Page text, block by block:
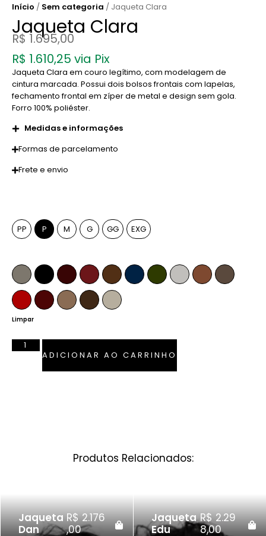
Início / Sem categoria / Jaqueta Clara
Jaqueta Clara
R$1.695,00
R$ 1.610,25 via Pix
Jaqueta Clara em couro legítimo, com modelagem de
cintura marcada. Possui dois bolsos frontais com lapelas,
fechamento frontal em zíper de metal e design sem gola.
Forro 100% poliéster.
Medidas e informações
Formas de parcelamento
Frete e envio
PP
P M G GG EXG
Fendi Preto Pinhão MarsalaWhiskeyAzul MarinhoVerde Musgo
Off-WhiteCarameloAnelina
Vermelho Ferrari
Bordô Camel Tabaco Pérola
Limpar
ADICIONAR AO CARRINHO
Produtos Relacionados:
Jaqueta
Dan
R$2.176
,00
Jaqueta
Edu
R$2.29
8,00